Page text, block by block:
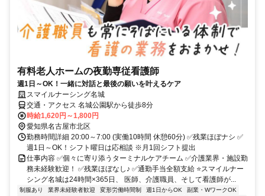
有料老人ホームの夜勤専従看護師
週1日～OK！一緒に対話と最後の願いを叶えるケア
スマイルナーシング名城
交通・アクセス 名城公園駅から徒歩8分
時給1,620円～1,800円
愛知県名古屋市北区
勤務時間詳細 20:00～7:00 (実働10時間 休憩60分) ✅残業ほぼナシ ✅
週1日～OK！シフト曜日は応相談 ※月1回シフト提出
仕事内容 ✅個々に寄り添うターミナルケアチーム ✅介護業界・施設勤
務未経験歓迎！ ✅残業ほぼなし♪ ✅通勤手当全額支給 ⭐スマイルナー
シング名城は24時間×365日、 医師、介護職員、そして看護師が...
制服あり 業界未経験者歓迎 変形労働時間制 週1日からOK
副業・WワークOK